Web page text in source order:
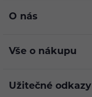
O nás
Vše o nákupu
Užitečné odkazy